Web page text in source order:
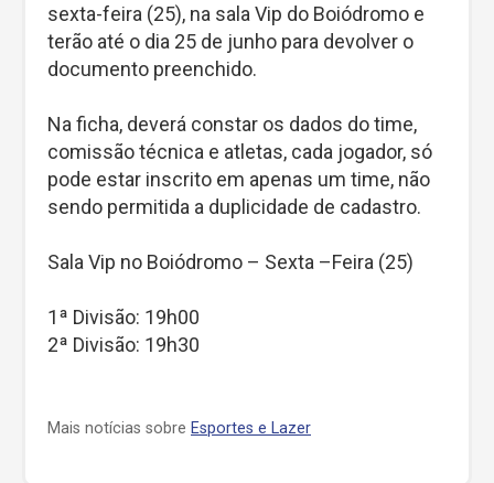
sexta-feira (25), na sala Vip do Boiódromo e
terão até o dia 25 de junho para devolver o
documento preenchido.
Na ficha, deverá constar os dados do time,
comissão técnica e atletas, cada jogador, só
pode estar inscrito em apenas um time, não
sendo permitida a duplicidade de cadastro.
Sala Vip no Boiódromo – Sexta –Feira (25)
1ª Divisão: 19h00
2ª Divisão: 19h30
Mais notícias sobre Esportes e Lazer